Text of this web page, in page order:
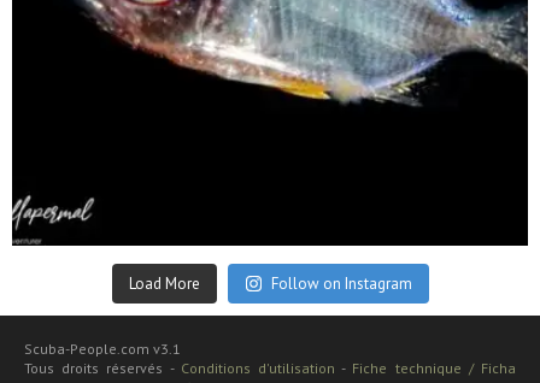
Sep 24
Load More Follow on Instagram
Scuba-People.com v3.1
Tous droits réservés - Conditions d'utilisation - Fiche technique / Ficha